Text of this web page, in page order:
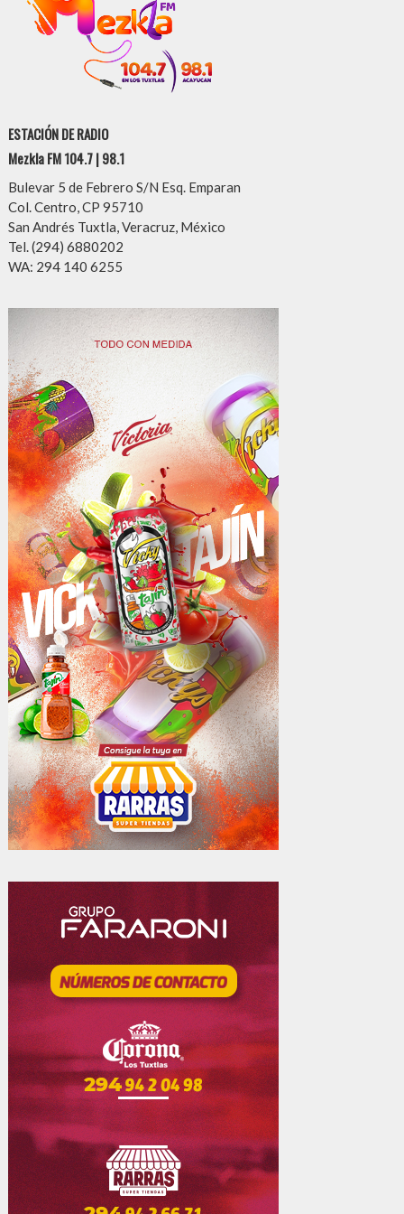
ESTACIÓN DE RADIO
Mezkla FM 104.7 | 98.1
Bulevar 5 de Febrero S/N Esq. Emparan
Col. Centro, CP 95710
San Andrés Tuxtla, Veracruz, México
Tel. (294) 6880202
WA: 294 140 6255